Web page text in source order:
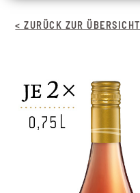
< ZURÜCK ZUR ÜBERSICHT